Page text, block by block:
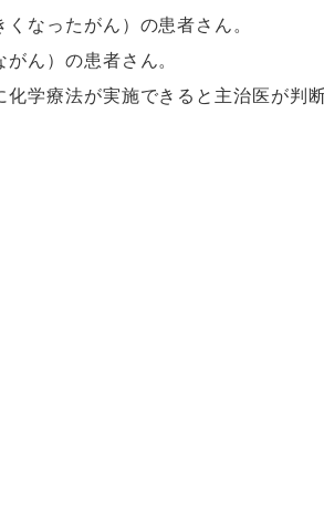
なったがん）の患者さん。
ん）の患者さん。
学療法が実施できると主治医が判